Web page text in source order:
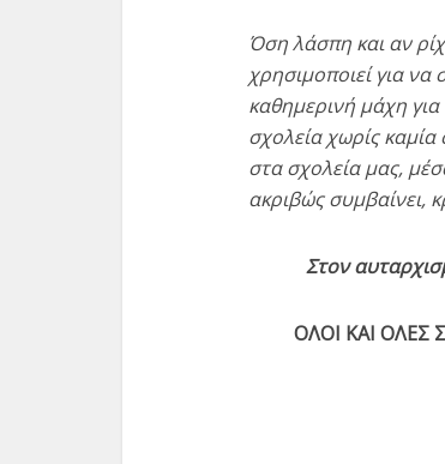
Όση λάσπη και αν
χρησιμοποιεί για να
καθημερινή μάχη
σχολεία χωρίς
στα σχολεία μας,
ακριβώς συμβαίνει,
Στον
ΟΛΟΙ ΚΑΙ ΟΛΕΣ